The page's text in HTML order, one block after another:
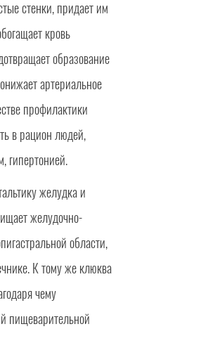
стенки, придает им
кровь
образование
артериальное
профилактики
в рацион людей,
гипертонией.
желудка и
желудочно-
области,
К тому же клюква
чему
пищеварительной